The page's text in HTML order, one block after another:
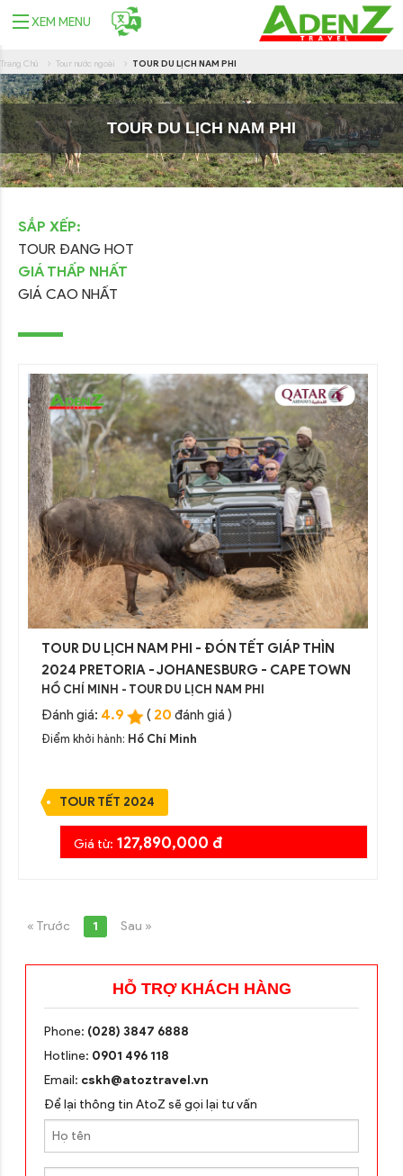
XEM MENU
Trang Chủ Tour nước ngoài TOUR DU LỊCH NAM PHI
TOUR DU LỊCH NAM PHI
SẮP XẾP:
TOUR ĐANG HOT
GIÁ THẤP NHẤT
GIÁ CAO NHẤT
TOUR DU LỊCH NAM PHI - ĐÓN TẾT GIÁP THÌN
2024 PRETORIA - JOHANESBURG - CAPE TOWN
HỒ CHÍ MINH - TOUR DU LỊCH NAM PHI
Đánh giá: 4.9 ( 20 đánh giá )
Điểm khởi hành: Hồ Chí Minh
TOUR TẾT 2024
Giá từ: 127,890,000 đ
« Trước 1 Sau »
HỖ TRỢ KHÁCH HÀNG
Phone: (028) 3847 6888
Hotline: 0901 496 118
Email: cskh@atoztravel.vn
Để lại thông tin AtoZ sẽ gọi lại tư vấn